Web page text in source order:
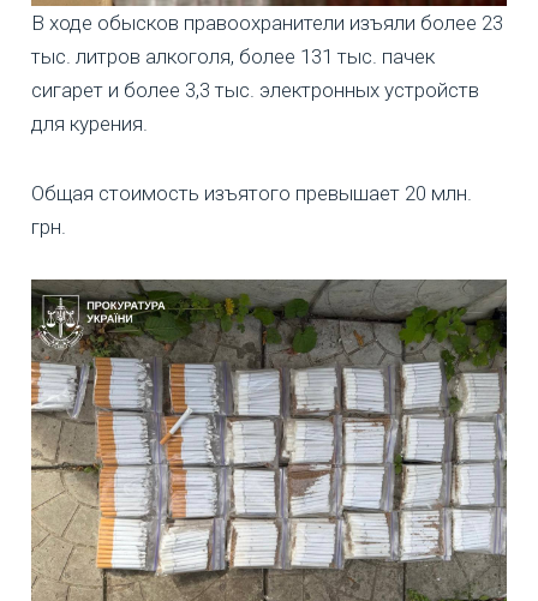
В ходе обысков правоохранители изъяли более 23
тыс. литров алкоголя, более 131 тыс. пачек
сигарет и более 3,3 тыс. электронных устройств
для курения.
Общая стоимость изъятого превышает 20 млн.
грн.